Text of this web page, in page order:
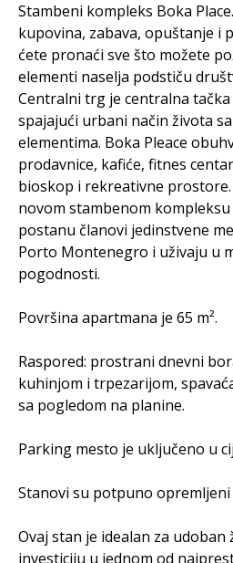
Stambeni kompleks Boka
kupovina, zabava, opuštanje i
ćete pronaći sve što možete
elementi naselja podstiču
Centralni trg je centralna
spajajući urbani način života
elementima. Boka Pleace
prodavnice, kafiće, fitnes
bioskop i rekreativne
novom stambenom
postanu članovi jedinstvene
Porto Montenegro i uživaju u
pogodnosti.
Površina apartmana je 65 m².
Raspored: prostrani dnevni
kuhinjom i trpezarijom,
sa pogledom na planine.
Parking mesto je uključeno u
Stanovi su potpuno
Ovaj stan je idealan za
investiciju u jednom od